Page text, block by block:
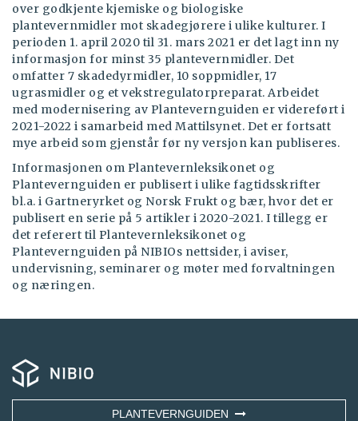
over godkjente kjemiske og biologiske
plantevernmidler mot skadegjørere i ulike kulturer. I
perioden 1. april 2020 til 31. mars 2021 er det lagt inn ny
informasjon for minst 35 plantevernmidler. Det
omfatter 7 skadedyrmidler, 10 soppmidler, 17
ugrasmidler og et vekstregulatorpreparat. Arbeidet
med modernisering av Plantevernguiden er videreført i
2021-2022 i samarbeid med Mattilsynet. Det er fortsatt
mye arbeid som gjenstår før ny versjon kan publiseres.
Informasjonen om Plantevernleksikonet og
Plantevernguiden er publisert i ulike fagtidsskrifter
bl.a. i Gartneryrket og Norsk Frukt og bær, hvor det er
publisert en serie på 5 artikler i 2020-2021. I tillegg er
det referert til Plantevernleksikonet og
Plantevernguiden på NIBIOs nettsider, i aviser,
undervisning, seminarer og møter med forvaltningen
og næringen.
PLANTEVERNGUIDEN